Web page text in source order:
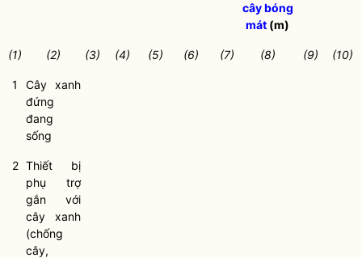
cây bóng
mát (m)
(1) (2) (3) (4) (5) (6) (7) (8) (9) (10)
1
Cây xanh
đứng
đang
sống
2 Thiết bị
phụ trợ
gắn với
cây xanh
(chống
cây,